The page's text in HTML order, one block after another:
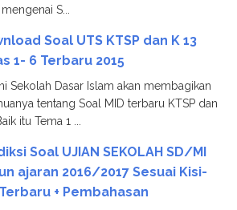
S...
Soal UTS KTSP dan K 13
1- 6 Terbaru 2015
Sekolah Dasar Islam akan membagikan
tentang Soal MID terbaru KTSP dan
itu Tema 1 ...
Soal UJIAN SEKOLAH SD/MI
ajaran 2016/2017 Sesuai Kisi-
+ Pembahasan